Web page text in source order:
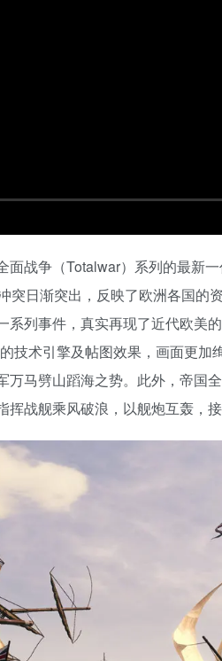
面战争（Totalwar）系列的最新
突日渐突出，反映了欧洲各国的
列事件，真实再现了近代欧美
技术引擎及帖图效果，画面更加
万马劈山蹈海之势。此外，帝国
战舰乘风破浪，以舰炮互轰，